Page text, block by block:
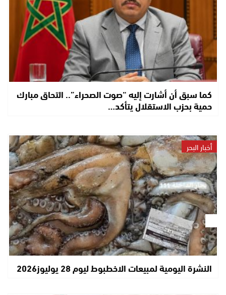
كما سبق أن أشارت إليه “صوت الصحراء”.. التحاق مبارك
حمية بحزب الاستقلال يتأكد…
أخبار البحر
النشرة اليومية لمبيعات الاخطبوط ليوم 28 يوليوز2026